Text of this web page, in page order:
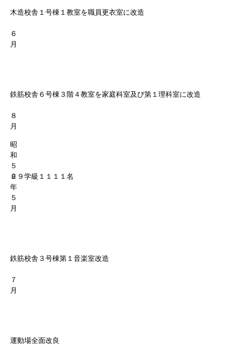
６
月
木造校舎１号棟１教室を職員更衣室に改造
８
月
鉄筋校舎６号棟３階４教室を家庭科室及び第１理科室に改造
昭
和
５
６
年
５
月
２９学級１１１１名
７
月
鉄筋校舎３号棟第１音楽室改造
運動場全面改良